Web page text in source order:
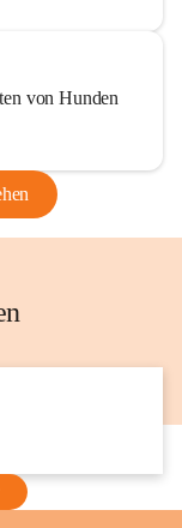
von Hunden